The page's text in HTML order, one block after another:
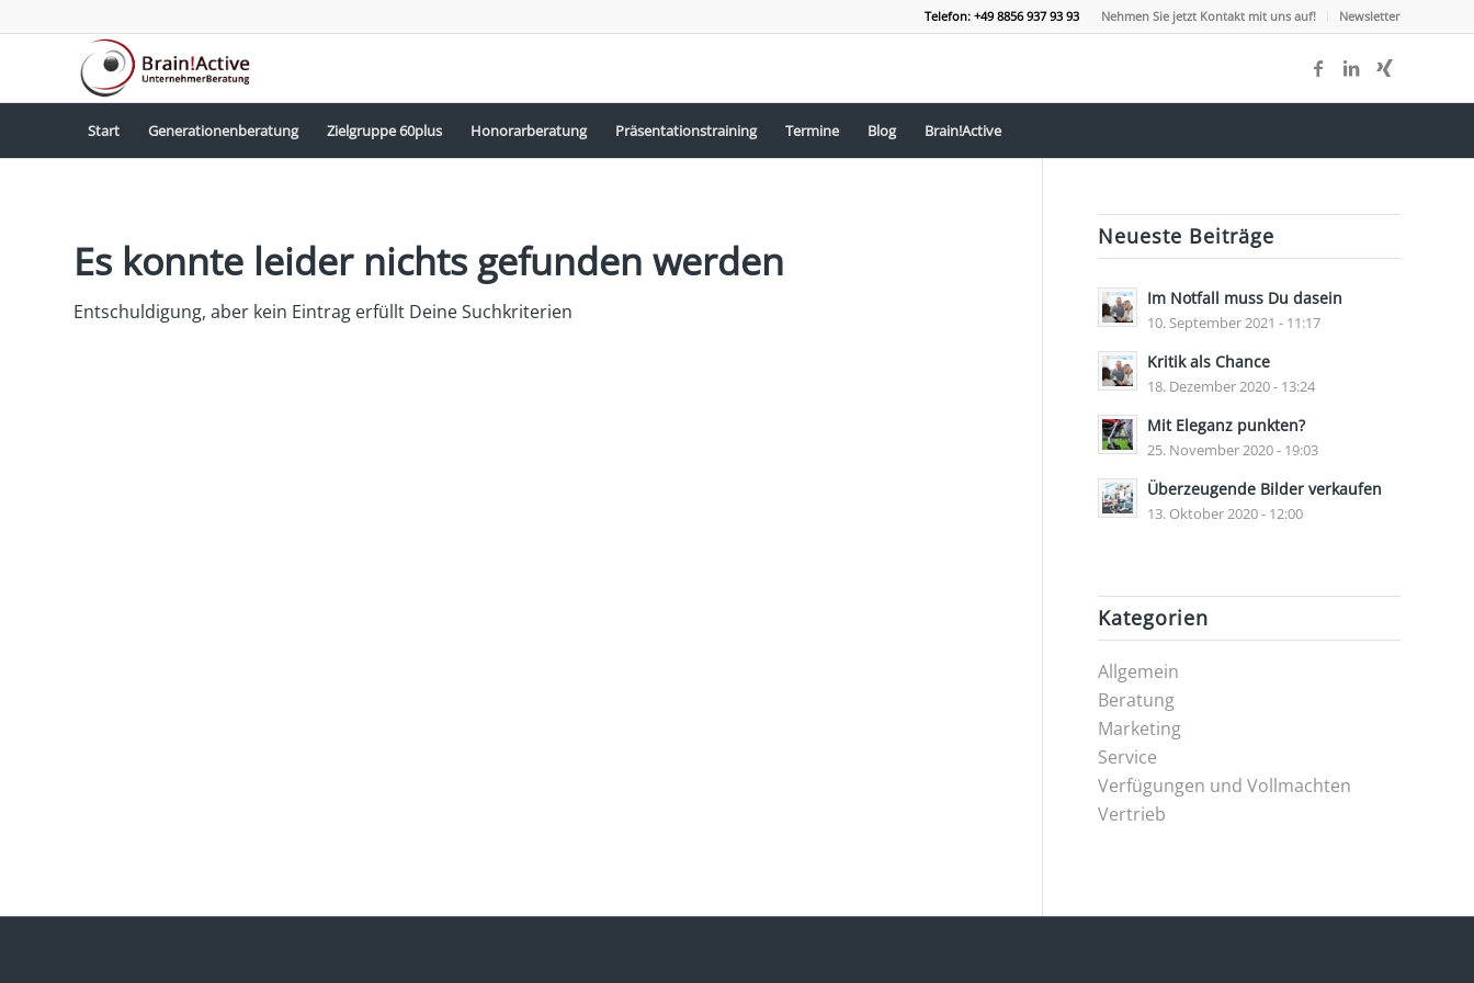
Nehmen Sie jetzt Kontakt mit uns auf! Newsletter
Telefon: +49 8856 937 93 93
Start Generationenberatung Zielgruppe 60plus Honorarberatung Präsentationstraining Termine Blog Brain!Active
Es konnte leider nichts gefunden werden
Entschuldigung, aber kein Eintrag erfüllt Deine Suchkriterien
Neueste Beiträge
Im Notfall muss Du dasein
10. September 2021 - 11:17
Kritik als Chance
18. Dezember 2020 - 13:24
Mit Eleganz punkten?
25. November 2020 - 19:03
Überzeugende Bilder verkaufen
13. Oktober 2020 - 12:00
Kategorien
Allgemein
Beratung
Marketing
Service
Verfügungen und Vollmachten
Vertrieb